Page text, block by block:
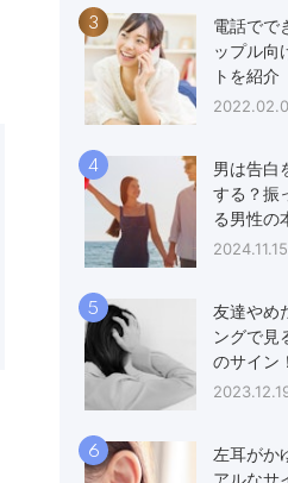
3
電話でで
ップル向
トを紹介
4
男は告白
する？振
る男性の
2024.11.15
5
友達やめ
ングで見
のサイン！
6
左耳がか
アルなサ